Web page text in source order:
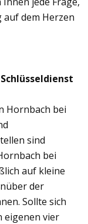
dem Herzen
Hornbach bei
sind
bei
auf kleine
der
Sollte sich
eigenen vier